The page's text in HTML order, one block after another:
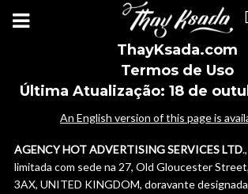
ThayKsada.com
Termos de Uso
Última Atualização: 18 de
An English version of this page is
AGENCY HOT ADVERTISING SERVICES LTD
limitada com sede na 27, Old Gloucester
3AX, UNITED KINGDOM, doravante designada